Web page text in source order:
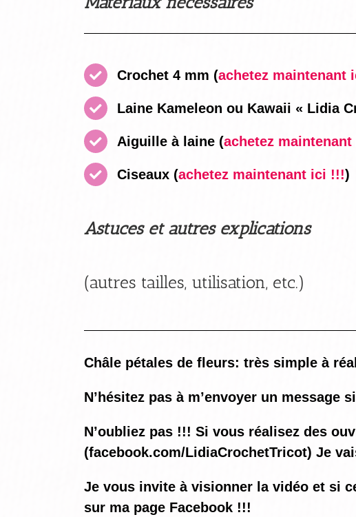
Crochet 4 mm (achetez maintenant
Laine Kameleon ou Kawaii « Lidia
Aiguille à laine (achetez
Ciseaux (achetez maintenant ici !!!)
Astuces et autres explications
(autres tailles, utilisation, etc.)
Châle pétales de fleurs: très simple à
N’hésitez pas à m’envoyer un message
N’oubliez pas !!! Si vous réalisez des
(facebook.com/LidiaCrochetTricot) Je
Je vous invite à visionner la vidéo et si
sur ma page Facebook !!!